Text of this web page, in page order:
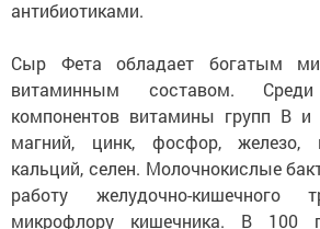
антибиотиками.
Сыр Фета обладает богатым
витаминным составом.
компонентов витамины групп B и
магний, цинк, фосфор, железо,
кальций, селен. Молочнокислые
работу желудочно-кишечного
микрофлору кишечника. В 100